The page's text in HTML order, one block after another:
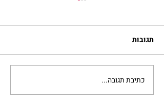
לחיות את המסע שלי | נורית
אילון הירש
תגובות
כתיבת תגובה...